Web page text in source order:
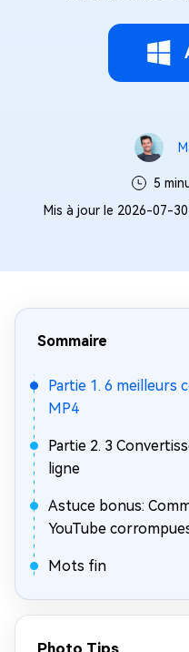
5
Mis à jour le 2026-07-
Sommaire
Partie 1. 6 meilleurs
MP4
Partie 2. 3
ligne
Astuce bonus:
YouTube
Mots fin
Photo Tips